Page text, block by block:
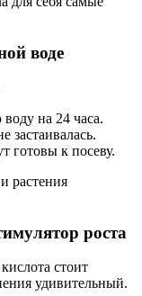
воде
на 24 часа.
застаивалась.
готовы к посеву.
растения
роста
стоит
удивительный.